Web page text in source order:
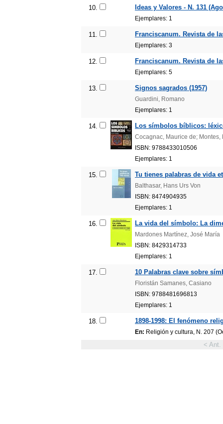
10. Ideas y Valores - N. 131
Ejemplares: 1
11. Franciscanum. Revista de
Ejemplares: 3
12. Franciscanum. Revista de
Ejemplares: 5
13. Signos sagrados (1957)
Guardini, Romano
Ejemplares: 1
14. Los símbolos bíblicos:
Cocagnac, Maurice de; Montes,
ISBN: 9788433010506
Ejemplares: 1
15. Tu tienes palabras de vida
Balthasar, Hans Urs Von
ISBN: 8474904935
Ejemplares: 1
16. La vida del símbolo: La
Mardones Martínez, José María
ISBN: 8429314733
Ejemplares: 1
17. 10 Palabras clave sobre
Floristán Samanes, Casiano
ISBN: 9788481696813
Ejemplares: 1
18. 1898-1998: El fenómeno
En: Religión y cultura, N. 207
< Ant.